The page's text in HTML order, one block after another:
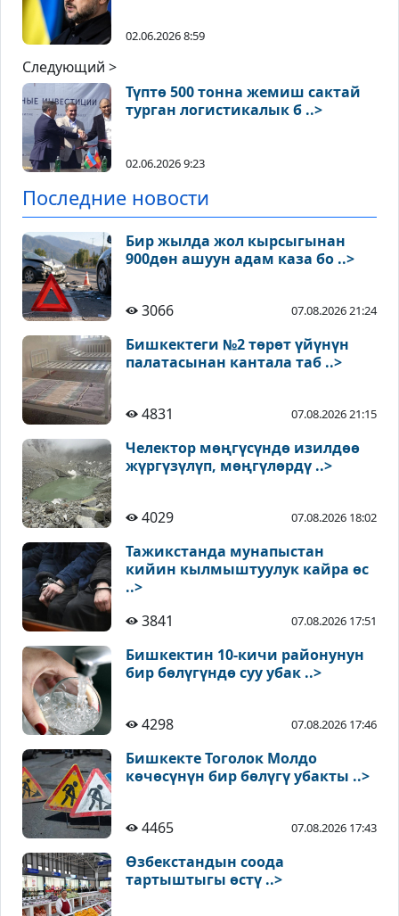
02.06.2026 8:59
Следующий >
Түптө 500 тонна жемиш сактай
турган логистикалык б ..>
02.06.2026 9:23
Последние новости
Бир жылда жол кырсыгынан
900дөн ашуун адам каза бо ..>
3066 07.08.2026 21:24
Бишкектеги №2 төрөт үйүнүн
палатасынан кантала таб ..>
4831 07.08.2026 21:15
Челектор мөңгүсүндө изилдөө
жүргүзүлүп, мөңгүлөрдү ..>
4029 07.08.2026 18:02
Тажикстанда мунапыстан
кийин кылмыштуулук кайра өс
..>
3841
07.08.2026 17:51
Бишкектин 10-кичи районунун
бир бөлүгүндө суу убак ..>
4298 07.08.2026 17:46
Бишкекте Тоголок Молдо
көчөсүнүн бир бөлүгү убакты ..>
4465 07.08.2026 17:43
Өзбекстандын соода
тартыштыгы өстү ..>